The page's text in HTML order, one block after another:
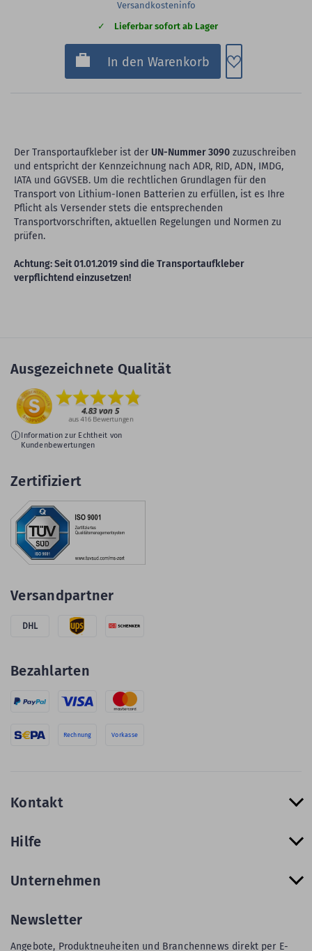
Versandkosteninfo
Lieferbar sofort ab Lager
In den Warenkorb Zum
Der Transportaufkleber ist der UN-Nummer 3090 zuzuschreiben
und entspricht der Kennzeichnung nach ADR, RID, ADN, IMDG,
IATA und GGVSEB. Um die rechtlichen Grundlagen für den
Transport von Lithium-Ionen Batterien zu erfüllen, ist es Ihre
Pflicht als Versender stets die entsprechenden
Transportvorschriften, aktuellen Regelungen und Normen zu
prüfen.
Achtung: Seit 01.01.2019 sind die Transportaufkleber
verpflichtend einzusetzen!
Ausgezeichnete Qualität
Information zur Echtheit von
Kundenbewertungen
Zertifiziert
Versandpartner
DHL
Bezahlarten
Rechnung Vorkasse
Kontakt
Hilfe
Unternehmen
Newsletter
Angebote, Produktneuheiten und Branchennews direkt per E-